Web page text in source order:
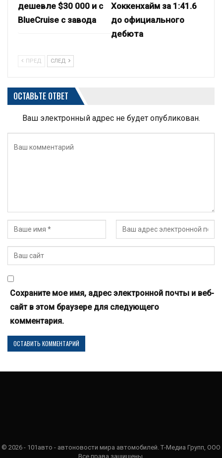
дешевле $30 000 и с
BlueCruise с завода
Хоккенхайм за 1:41.6
до официального
дебюта
ПРЕД СЛЕД
ОСТАВЬТЕ ОТВЕТ
Ваш электронный адрес не будет опубликован.
Сохраните мое имя, адрес электронной почты и веб-
сайт в этом браузере для следующего
комментария.
© 2026 - 101авто - автоновости мира автомобилей. Т-Медиа Групп, ООО
Все права защищены.